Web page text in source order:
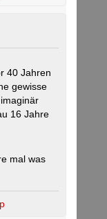
40 Jahren
gewisse
16 Jahre
mal was